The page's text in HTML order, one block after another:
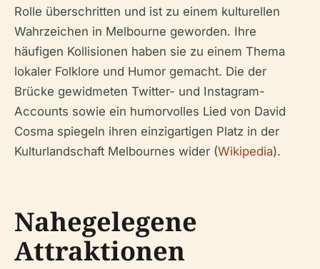
Rolle überschritten und ist zu einem kulturellen
Wahrzeichen in Melbourne geworden. Ihre
häufigen Kollisionen haben sie zu einem Thema
lokaler Folklore und Humor gemacht. Die der
Brücke gewidmeten Twitter- und Instagram-
Accounts sowie ein humorvolles Lied von David
Cosma spiegeln ihren einzigartigen Platz in der
Kulturlandschaft Melbournes wider (Wikipedia).
Nahegelegene
Attraktionen